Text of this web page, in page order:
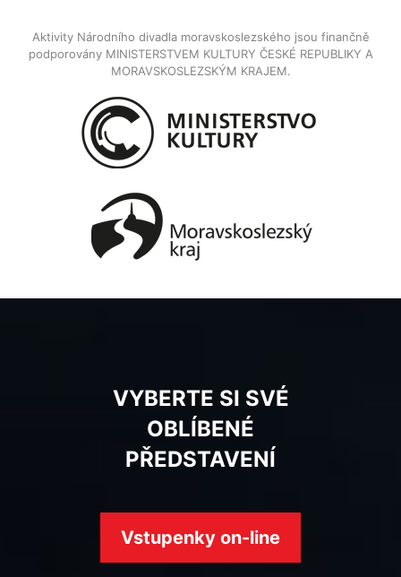
Aktivity Národního divadla moravskoslezského jsou finančně
podporovány MINISTERSTVEM KULTURY ČESKÉ REPUBLIKY A
MORAVSKOSLEZSKÝM KRAJEM.
VYBERTE SI SVÉ
OBLÍBENÉ
PŘEDSTAVENÍ
Vstupenky on-line